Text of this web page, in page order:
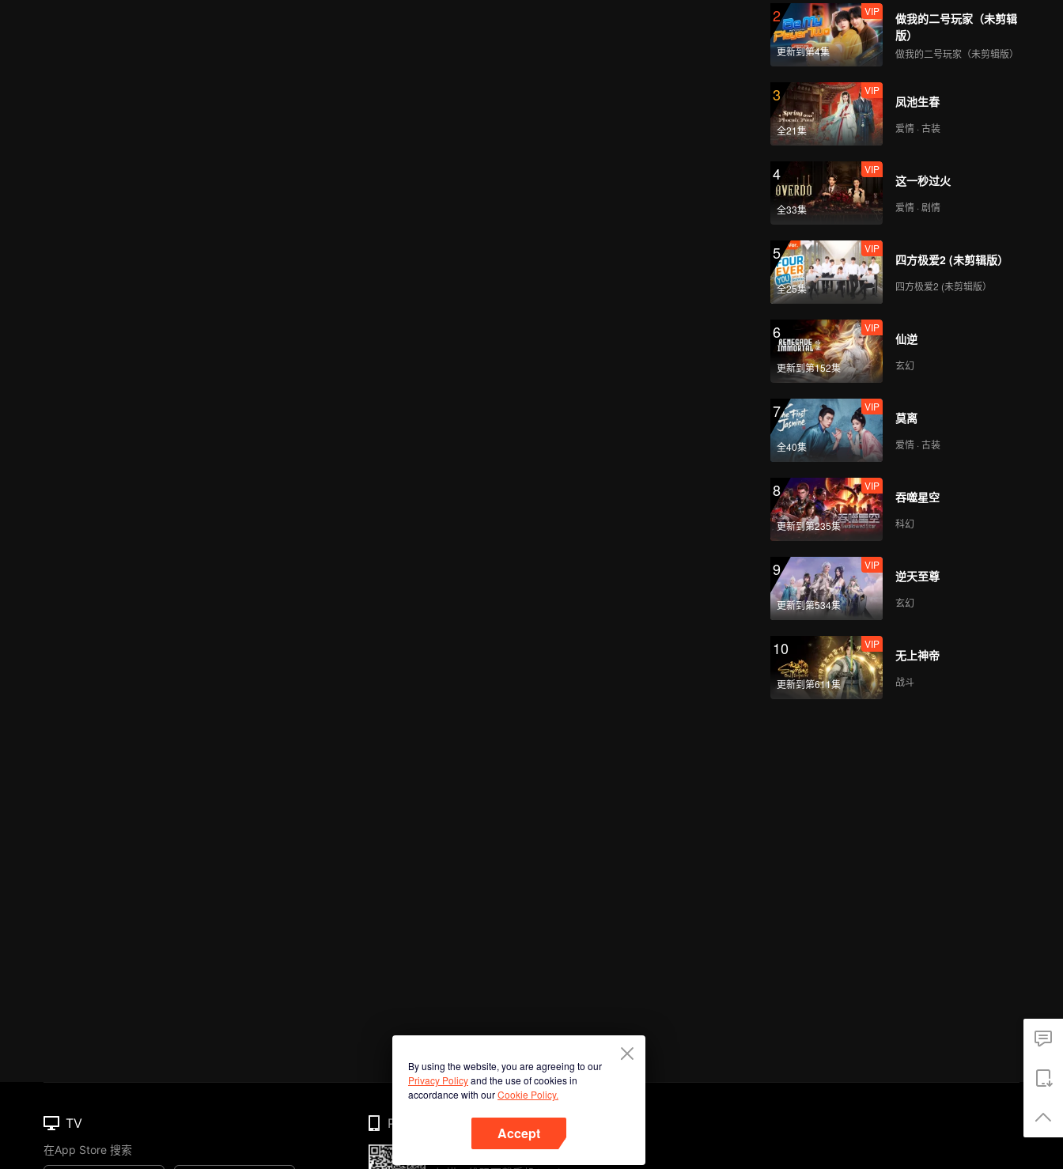
2
更新到第4集
VIP
做我的二号玩家（未剪辑
版）
做我的二号玩家（未剪辑版）
3
全21集
VIP
凤池生春
爱情 · 古装
4
全33集
VIP
这一秒过火
爱情 · 剧情
5
全25集
VIP
四方极爱2 (未剪辑版）
四方极爱2 (未剪辑版）
6
更新到第152集
VIP
仙逆
玄幻
7
全40集
VIP
莫离
爱情 · 古装
8
更新到第235集
VIP
吞噬星空
科幻
9
更新到第534集
VIP
逆天至尊
玄幻
10
更新到第611集
VIP
无上神帝
战斗
By using the website, you are agreeing to our
Privacy Policyand the use of cookies in
accordance with ourCookie Policy.
Accept
TV
在App Store 搜索
Phone